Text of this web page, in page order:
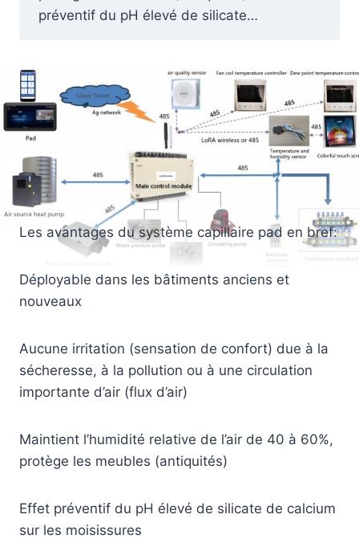
préventif du pH élevé de silicate…
Les avantages du système capillaire pad en bref:
Déployable dans les bâtiments anciens et
nouveaux
Aucune irritation (sensation de confort) due à la
sécheresse, à la pollution ou à une circulation
importante d’air (flux d’air)
Maintient l’humidité relative de l’air de 40 à 60%,
protège les meubles (antiquités)
Effet préventif du pH élevé de silicate de calcium
sur les moisissures